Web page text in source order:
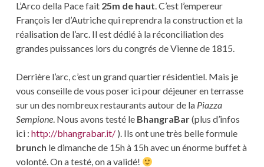
L’Arco della Pace fait 25m de haut. C’est l’empereur
François Ier d’Autriche qui reprendra la construction et la
réalisation de l’arc. Il est dédié à la réconciliation des
grandes puissances lors du congrés de Vienne de 1815.
Derrière l’arc, c’est un grand quartier résidentiel. Mais je
vous conseille de vous poser ici pour déjeuner en terrasse
sur un des nombreux restaurants autour de la Piazza
Sempione. Nous avons testé le BhangraBar(plus d’infos
ici : http://bhangrabar.it/). Ils ont une très belle formule
brunch le dimanche de 15h à 15h avec un énorme buffet à
volonté. On a testé, on a validé!